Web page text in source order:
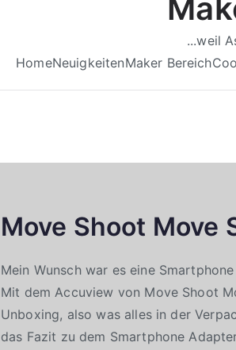
...weil
HomeNeuigkeitenMaker Bereich
Move Shoot Move
Mein Wunsch war es eine
Mit dem Accuview von Move Shoot
Unboxing, also was alles in der
das Fazit zu dem Smartphone